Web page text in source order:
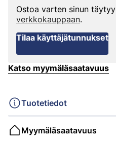
Ostoa varten sinun täytyy
verkkokauppaan.
Tilaa käyttäjätunnukset
Katso myymäläsaatavuus
Tuotetiedot
Myymäläsaatavuus